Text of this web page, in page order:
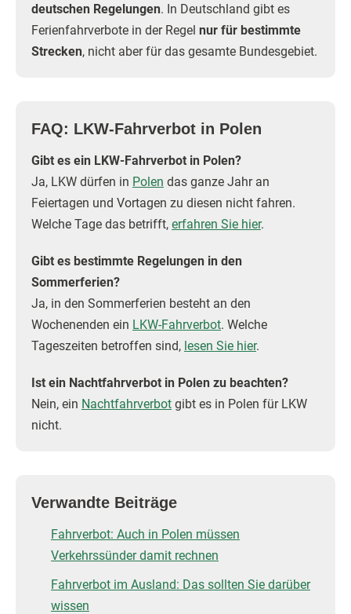
deutschen Regelungen. In Deutschland gibt es
Ferienfahrverbote in der Regel nur für bestimmte
Strecken, nicht aber für das gesamte Bundesgebiet.
FAQ: LKW-Fahrverbot in Polen
Gibt es ein LKW-Fahrverbot in Polen?
Ja, LKW dürfen in Polen das ganze Jahr an
Feiertagen und Vortagen zu diesen nicht fahren.
Welche Tage das betrifft, erfahren Sie hier.
Gibt es bestimmte Regelungen in den
Sommerferien?
Ja, in den Sommerferien besteht an den
Wochenenden ein LKW-Fahrverbot. Welche
Tageszeiten betroffen sind, lesen Sie hier.
Ist ein Nachtfahrverbot in Polen zu beachten?
Nein, ein Nachtfahrverbot gibt es in Polen für LKW
nicht.
Verwandte Beiträge
Fahrverbot: Auch in Polen müssen
Verkehrssünder damit rechnen
Fahrverbot im Ausland: Das sollten Sie darüber
wissen